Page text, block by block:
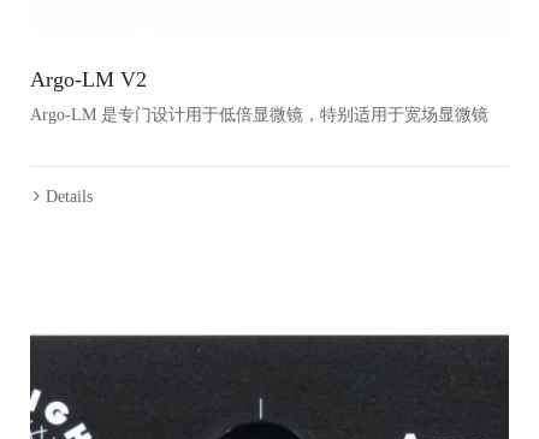
Argo-LM V2
Argo-LM 是专门设计用于低倍显微镜，特别适用于宽场显微镜
Details